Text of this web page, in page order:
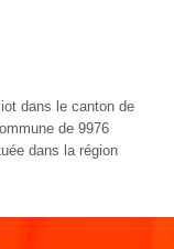
dans le canton de
de 9976
dans la région